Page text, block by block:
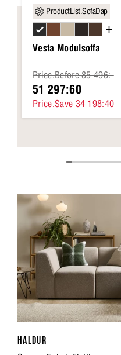
ProductList.SofaDap
Vesta Modulsoffa
Price.Before 85 496:-
51 297:60
Price.Save 34 198:40
+
HALDUR